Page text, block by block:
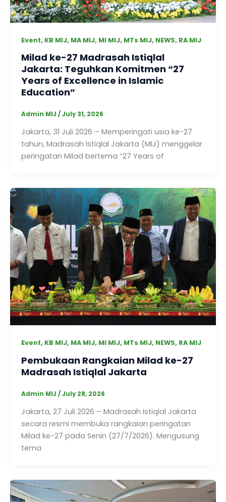
Event, KB MIJ, MA MIJ, MI MIJ, MTs MIJ, NEWS, RA MIJ
Milad ke-27 Madrasah Istiqlal
Jakarta: Teguhkan Komitmen “27
Years of Excellence in Islamic
Education”
Admin MIJ /July 31, 2026
Jakarta, 31 Juli 2026 – Memperingati usia ke-27
tahun, Madrasah Istiqlal Jakarta (MIJ) menggelar
peringatan Milad bertema “27 Years of
Event, KB MIJ, MA MIJ, MI MIJ, MTs MIJ, NEWS, RA MIJ
Pembukaan Rangkaian Milad ke-27
Madrasah Istiqlal Jakarta
Admin MIJ /July 28, 2026
Jakarta, 27 Juli 2026 – Madrasah Istiqlal Jakarta
secara resmi membuka rangkaian peringatan
Milad ke-27 pada Senin (27/7/2026). Mengusung
tema